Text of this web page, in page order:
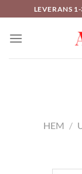
till
innehåll
LEVERANS
HEM /